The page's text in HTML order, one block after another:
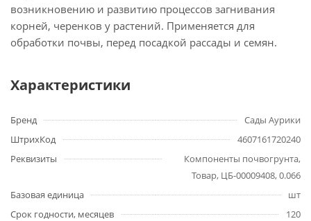
возникновению и развитию процессов загнивания
корней, черенков у растений. Применяется для
обработки почвы, перед посадкой рассады и семян.
Характеристики
Бренд
Сады Аурики
ШтрихКод
4607161720240
Реквизиты
Компоненты почвогрунта,
Товар, ЦБ-00009408, 0.066
Базовая единица
шт
Срок годности, месяцев
120